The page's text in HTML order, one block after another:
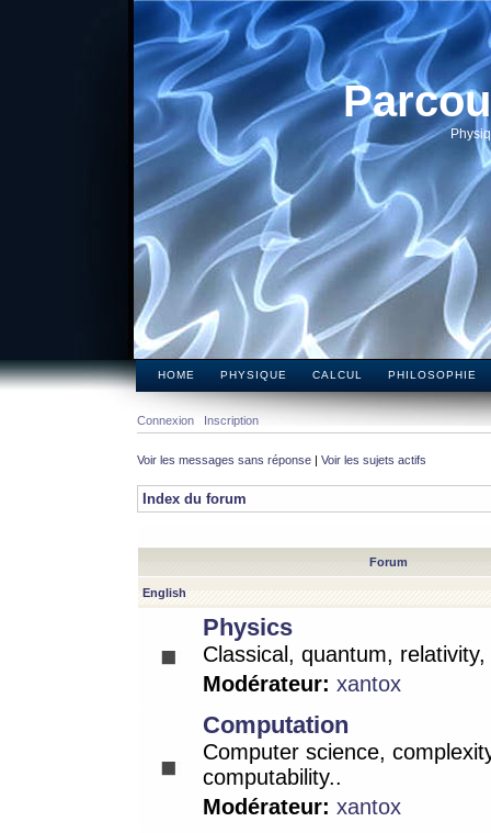
HOME PHYSIQUE CALCUL PHILOSOPHIE
Connexion Inscription
Voir les messages sans réponse | Voir les sujets actifs
Index du forum
Forum
English
Physics
Classical, quantum,
Modérateur: xantox
Computation
Computer science,
computability..
Modérateur: xantox